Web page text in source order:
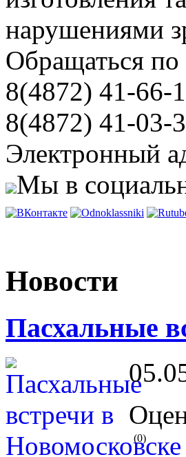
нарушениями
Обращаться по
8(4872) 41-66-
8(4872) 41-03-
Электронный
Мы в
Новости
Пасхальные
(0)